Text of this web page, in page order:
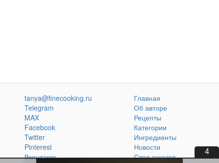
3
tanya@finecooking.ru
Telegram
MAX
Facebook
Twitter
Pinterest
Вконтакте
Главная
Об авторе
Рецепты
Категории
Ингредиенты
Новости
Стол заказов